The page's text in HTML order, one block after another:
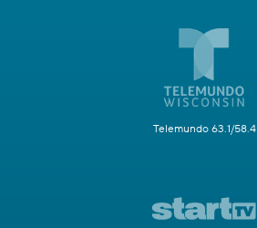
Telemundo 63.1/58.4